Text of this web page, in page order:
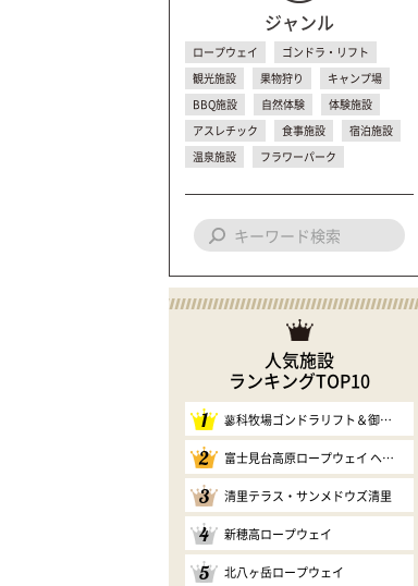
ジャンル
ロープウェイ
ゴンドラ・リフト
観光施設
果物狩り
キャンプ場
BBQ施設
自然体験
体験施設
アスレチック
食事施設
宿泊施設
温泉施設
フラワーパーク
人気施設
ランキングTOP10
1 蓼科牧場ゴンドラリフト＆御泉水自然園
2 富士見台高原ロープウェイ ヘブンスそのはら
3 清里テラス・サンメドウズ清里
4 新穂高ロープウェイ
5 北八ヶ岳ロープウェイ